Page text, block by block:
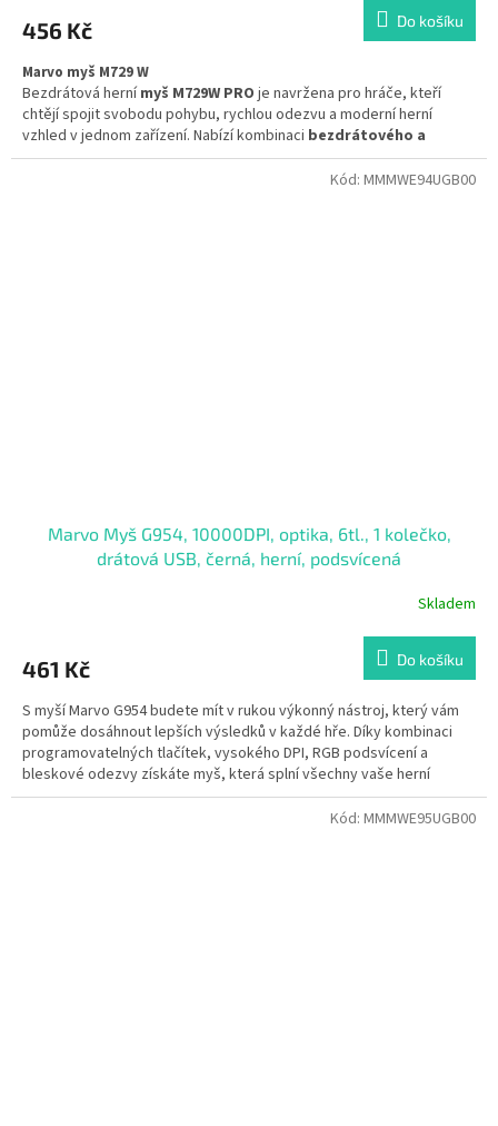
456 Kč Do košíku
Marvo myš M729 W
Bezdrátová hernímyš M729W PRO je navržena pro hráče, kteří
chtějí spojit svobodu pohybu, rychlou odezvu a moderní herní
vzhled v jednom zařízení. Nabízí kombinaci bezdrátového a
kabelového připojení, takže vás nikdy nezastaví vybitá baterie.
Marvo Myš G954, 10000DPI, optika, 6tl., 1 kolečko,
drátová USB, černá, herní, podsvícená
je
z
5
hvězdiček.
Skladem
461 Kč Do košíku
S myší Marvo G954 budete mít v rukou výkonný nástroj, který vám
pomůže dosáhnout lepších výsledků v každé hře. Díky kombinaci
programovatelných tlačítek, vysokého DPI, RGB podsvícení a
bleskové odezvy získáte myš, která splní všechny vaše herní
požadavky. Buďte rychlejší, přesnější a připraveni na vítězství!
Kód: MMMWE94UGB00
Kód: MMMWE95UGB00